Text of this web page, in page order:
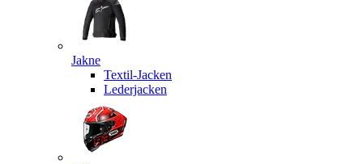
Jakne
Textil-Jacken
Lederjacken